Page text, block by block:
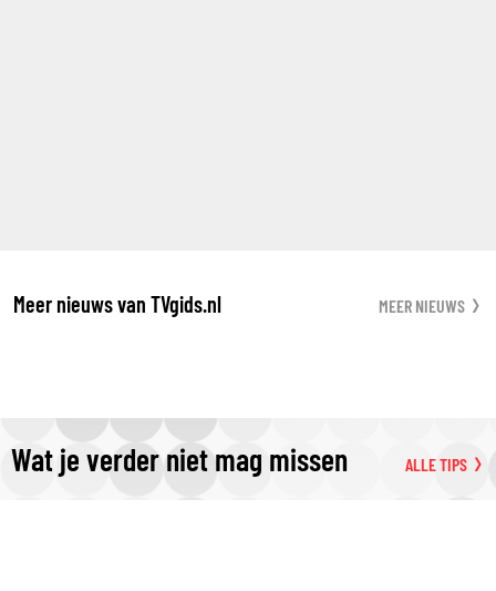
Meer nieuws van TVgids.nl MEER NIEUWS
Wat je verder niet mag missen ALLE TIPS